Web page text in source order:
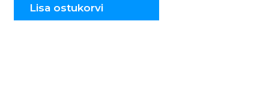
Lisa ostukorvi